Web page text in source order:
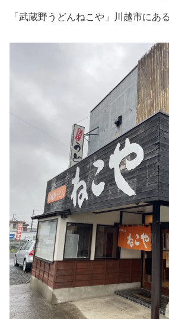
「武蔵野うどんねこや」川越市にあ